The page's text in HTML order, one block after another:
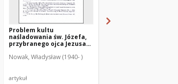
Problem kultu
naśladowania św. Józefa,
przybranego ojca Jezusa
na Mazurach w XVII wieku
Nowak, Władysław (1940- )
artykuł